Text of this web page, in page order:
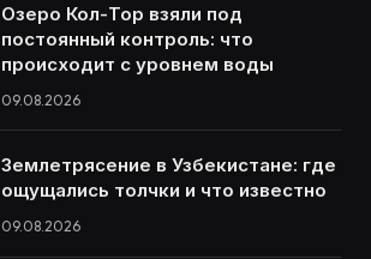
Озеро Кол-Тор взяли под
постоянный контроль: что
происходит с уровнем воды
09.08.2026
Землетрясение в Узбекистане: где
ощущались толчки и что известно
09.08.2026